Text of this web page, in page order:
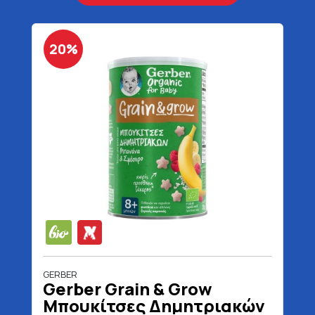
20%
GERBER
Gerber Grain & Grow
Μπουκίτσες Δημητριακών